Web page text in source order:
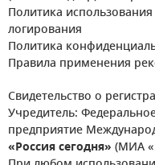
Политика
логирования
Политика
Правила применения
Свидетельство о
Учредитель:
предприятие
«Россия сегодня» (МИА